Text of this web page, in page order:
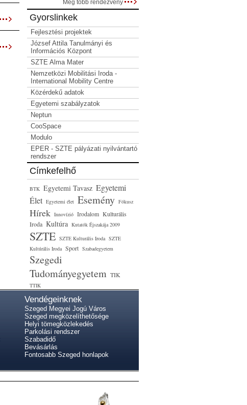
Még több rendezvény
Gyorslinkek
Fejlesztési projektek
József Attila Tanulmányi és
Információs Központ
SZTE Alma Mater
Nemzetközi Mobilitási Iroda -
International Mobility Centre
Közérdekű adatok
Egyetemi szabályzatok
Neptun
CooSpace
Modulo
EPER - SZTE pályázati nyilvántartó
rendszer
Címkefelhő
BTK Egyetemi Tavasz Egyetemi
Élet Egyetemi élet Esemény Fókusz
Hírek Innovízió Irodalom Kulturális
Iroda Kultúra Kutatók Éjszakája 2009
SZTE SZTE Kulturális Iroda SZTE
Kultúrális Iroda Sport Szabadegyetem
Szegedi
Tudományegyetem TIK
TTIK
Vendégeinknek
Szeged Megyei Jogú Város
Szeged megközelíthetősége
Helyi tömegközlekedés
Parkolási rendszer
Szabadidő
Bevásárlás
Fontosabb Szeged honlapok